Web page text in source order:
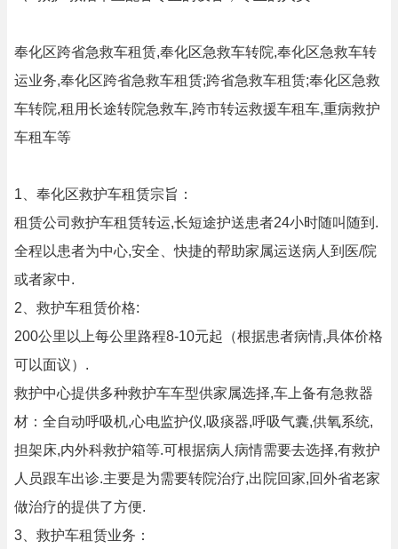
奉化区跨省急救车租赁,奉化区急救车转院,奉化区急救车转
运业务,奉化区跨省急救车租赁;跨省急救车租赁;奉化区急救
车转院,租用长途转院急救车,跨市转运救援车租车,重病救护
车租车等
1、奉化区救护车租赁宗旨：
租赁公司救护车租赁转运,长短途护送患者24小时随叫随到.
全程以患者为中心,安全、快捷的帮助家属运送病人到医/院
或者家中.
2、救护车租赁价格:
200公里以上每公里路程8-10元起（根据患者病情,具体价格
可以面议）.
救护中心提供多种救护车车型供家属选择,车上备有急救器
材：全自动呼吸机,心电监护仪,吸痰器,呼吸气囊,供氧系统,
担架床,内外科救护箱等.可根据病人病情需要去选择,有救护
人员跟车出诊.主要是为需要转院治疗,出院回家,回外省老家
做治疗的提供了方便.
3、救护车租赁业务：